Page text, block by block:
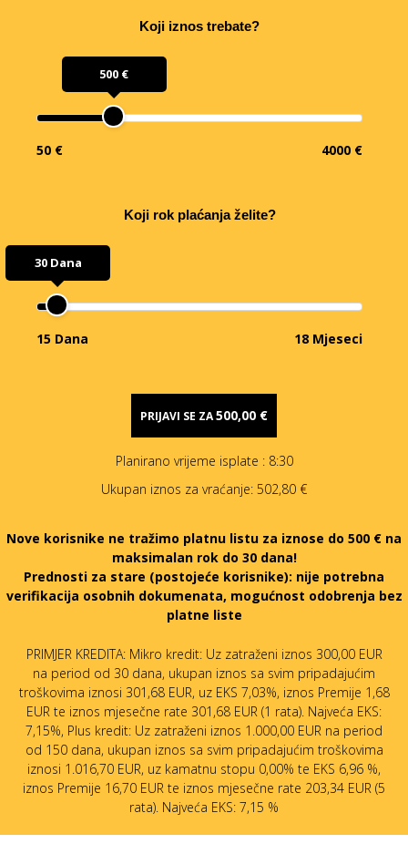
Koji iznos trebate?
500 €
50 € 4000 €
Koji rok plaćanja želite?
30 Dana
15 Dana 18 Mjeseci
PRIJAVI SE ZA500,00 €
Planirano vrijeme isplate : 8:30
Ukupan iznos za vraćanje: 502,80 €
Nove korisnike ne tražimo platnu listu za iznose do 500 € na
maksimalan rok do 30 dana!
Prednosti za stare (postojeće korisnike): nije potrebna
verifikacija osobnih dokumenata, mogućnost odobrenja bez
platne liste
PRIMJER KREDITA: Mikro kredit: Uz zatraženi iznos 300,00 EUR
na period od 30 dana, ukupan iznos sa svim pripadajućim
troškovima iznosi 301,68 EUR, uz EKS 7,03%, iznos Premije 1,68
EUR te iznos mjesečne rate 301,68 EUR (1 rata). Najveća EKS:
7,15%, Plus kredit: Uz zatraženi iznos 1.000,00 EUR na period
od 150 dana, ukupan iznos sa svim pripadajućim troškovima
iznosi 1.016,70 EUR, uz kamatnu stopu 0,00% te EKS 6,96 %,
iznos Premije 16,70 EUR te iznos mjesečne rate 203,34 EUR (5
rata). Najveća EKS: 7,15 %